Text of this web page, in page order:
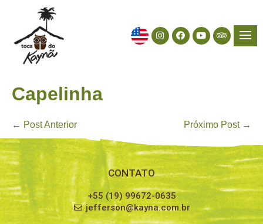
Capelinha
← Post Anterior Próximo Post →
CONTATO
+55 (19) 99672-0635
jefferson@kayna.com.br